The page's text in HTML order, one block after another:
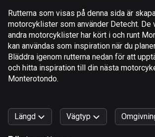
Amerikanska Jungfruöarna
1 rutt
Andorra
62 rutter
1 rutt
Rutterna som visas på denna sida är
motorcyklister som använder Detecht. De
andra motorcyklister har kört i och runt
kan användas som inspiration när du
Bläddra igenom rutterna nedan för att
och hitta inspiration till din nästa
Monterotondo.
Längd Vägtyp